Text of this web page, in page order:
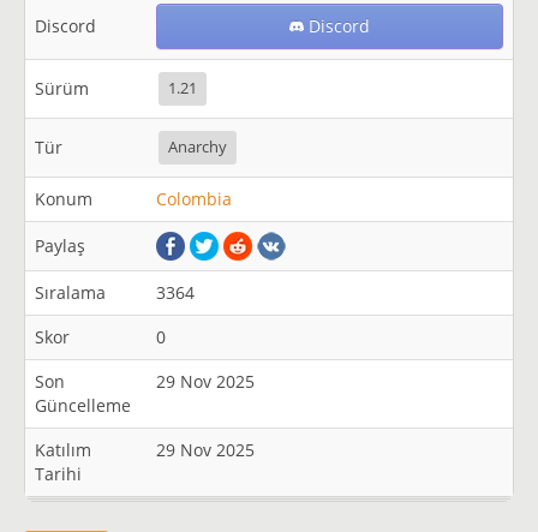
Discord Discord
Sürüm 1.21
Tür Anarchy
Konum Colombia
Paylaş
Sıralama
3364
Skor
0
Son
Güncelleme
29 Nov 2025
Katılım
Tarihi
29 Nov 2025